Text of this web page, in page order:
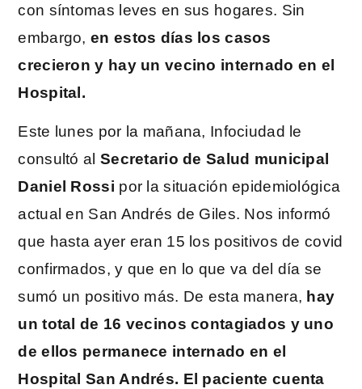
con síntomas leves en sus hogares. Sin
embargo, en estos días los casos
crecieron y hay un vecino internado en el
Hospital.
Este lunes por la mañana, Infociudad le
consultó al Secretario de Salud municipal
Daniel Rossi por la situación epidemiológica
actual en San Andrés de Giles. Nos informó
que hasta ayer eran 15 los positivos de covid
confirmados, y que en lo que va del día se
sumó un positivo más. De esta manera, hay
un total de 16 vecinos contagiados y uno
de ellos permanece internado en el
Hospital San Andrés. El paciente cuenta